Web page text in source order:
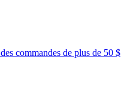
des commandes de plus de 50 $